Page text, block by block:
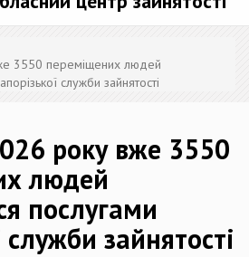
3550 переміщених людей
служби зайнятості
року вже 3550
людей
послугами
служби зайнятості